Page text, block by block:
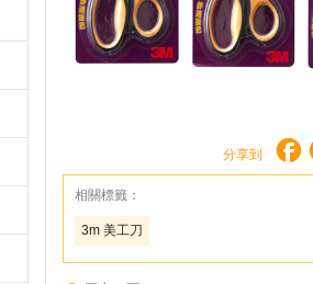
分享到
相關標籤：
3m 美工刀